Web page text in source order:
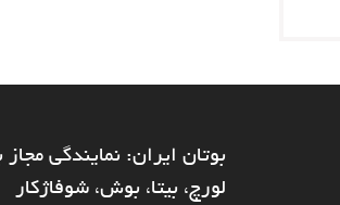
بوتان ایران: نمایندگی مجاز
لورچ، بیتا، بوش، شوفاژکار